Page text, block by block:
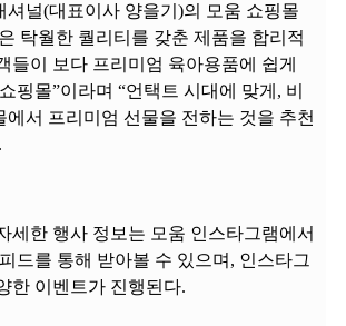
셔널(대표이사 양을기)의 모움 쇼핑몰
탁월한 퀄리티를 갖춘 제품을 합리적
들이 보다 프리미엄 육아용품에 쉽게
핑몰”이라며 “언택트 시대에 맞게, 비
에서 프리미엄 선물을 전하는 것을 추천
세한 행사 정보는 모움 인스타그램에서
드를 통해 받아볼 수 있으며, 인스타그
한 이벤트가 진행된다.